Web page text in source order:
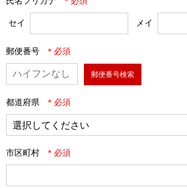
セイ メイ
郵便番号
郵便番号検索
都道府県
市区町村